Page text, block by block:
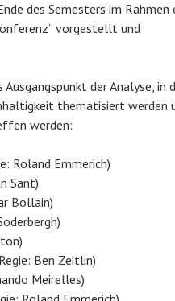
des Semesters im Rahmen
vorgestellt und
Ausgangspunkt der Analyse, in
thematisiert werden
werden:
Roland Emmerich)
Sant)
Bollain)
Ben Zeitlin)
Meirelles)